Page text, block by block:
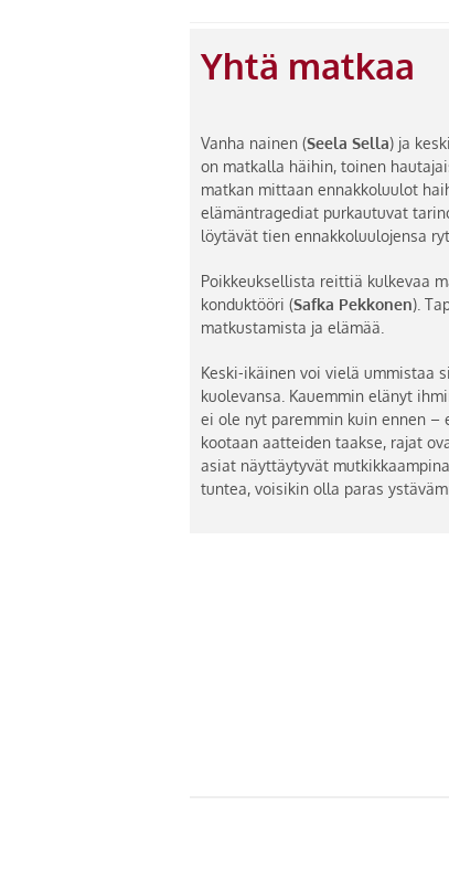
Yhtä matkaa
Vanha nainen (Seela Sella) ja
on matkalla häihin, toinen
matkan mittaan ennakkoluulot
elämäntragediat purkautuvat
löytävät tien ennakkoluulojensa
Poikkeuksellista reittiä kulkevaa
konduktööri (Safka Pekkonen).
matkustamista ja elämää.
Keski-ikäinen voi vielä ummistaa
kuolevansa. Kauemmin elänyt
ei ole nyt paremmin kuin ennen –
kootaan aatteiden taakse, rajat
asiat näyttäytyvät
tuntea, voisikin olla paras